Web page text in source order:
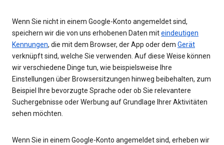
Wenn Sie nicht in einem Google-Konto angemeldet sind,
speichern wir die von uns erhobenen Daten miteindeutigen
Kennungen, die mit dem Browser, der App oder dem Gerät
verknüpft sind, welche Sie verwenden. Auf diese Weise können
wir verschiedene Dinge tun, wie beispielsweise Ihre
Einstellungen über Browsersitzungen hinweg beibehalten, zum
Beispiel Ihre bevorzugte Sprache oder ob Sie relevantere
Suchergebnisse oder Werbung auf Grundlage Ihrer Aktivitäten
sehen möchten.
Wenn Sie in einem Google-Konto angemeldet sind, erheben wir